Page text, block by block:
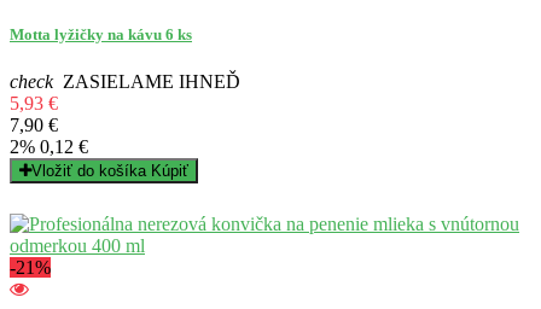
Motta lyžičky na kávu 6 ks
checkZASIELAME IHNEĎ
5,93 €
7,90 €
2% 0,12 €
Vložiť do košíka Kúpiť
-21%